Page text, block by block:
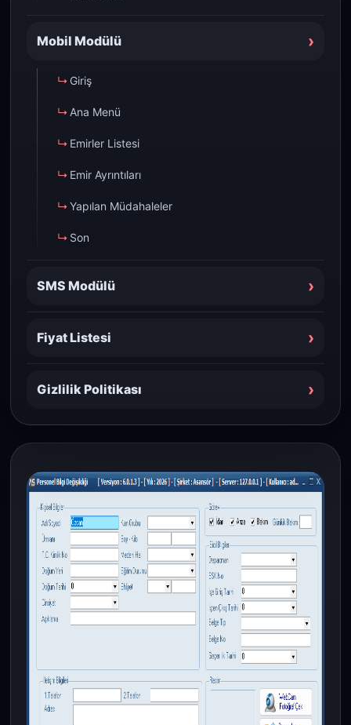
Mobil Modülü ›
Giriş
Ana Menü
Emirler Listesi
Emir Ayrıntıları
Yapılan Müdahaleler
Son
SMS Modülü ›
Fiyat Listesi ›
Gizlilik Politikası ›